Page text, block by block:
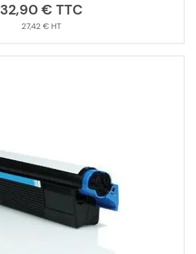
32,90 €
27,42 €